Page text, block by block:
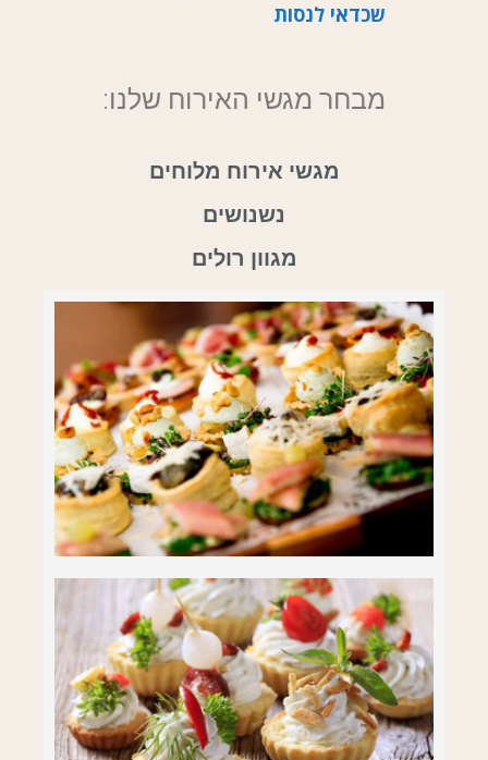
שכדאי לנסות
מבחר מגשי האירוח שלנו:
מגשי אירוח מלוחים
נשנושים
מגוון רולים